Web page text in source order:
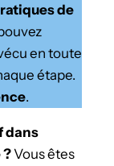
de
en toute
étape.
.
dans
?Vous êtes